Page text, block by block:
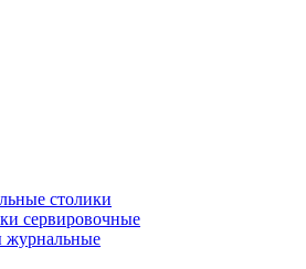
столики
сервировочные
журнальные